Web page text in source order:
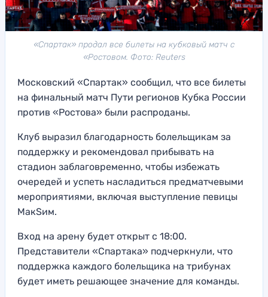
«Спартак» продал все билеты на кубковый матч с
«Ростовом. Фото: Reuters
Московский «Спартак» сообщил, что все билеты
на финальный матч Пути регионов Кубка России
против «Ростова» были распроданы.
Клуб выразил благодарность болельщикам за
поддержку и рекомендовал прибывать на
стадион заблаговременно, чтобы избежать
очередей и успеть насладиться предматчевыми
мероприятиями, включая выступление певицы
МакSим.
Вход на арену будет открыт с 18:00.
Представители «Спартака» подчеркнули, что
поддержка каждого болельщика на трибунах
будет иметь решающее значение для команды.